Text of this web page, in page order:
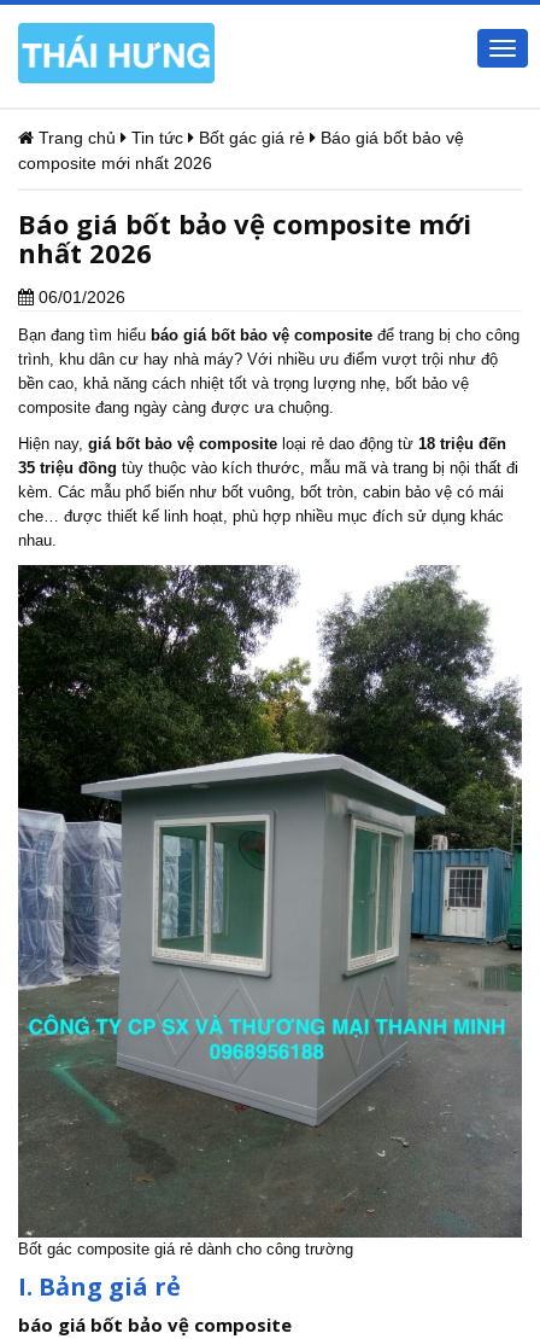
Trang chủ Tin tức Bốt gác giá rẻ
Báo giá bốt bảo vệ
composite mới nhất 2026
Báo giá bốt bảo vệ composite mới
nhất 2026
06/01/2026
Bạn đang tìm hiểu báo giá bốt bảo vệ composite để trang bị cho công
trình, khu dân cư hay nhà máy? Với nhiều ưu điểm vượt trội như độ
bền cao, khả năng cách nhiệt tốt và trọng lượng nhẹ, bốt bảo vệ
composite đang ngày càng được ưa chuộng.
Hiện nay, giá bốt bảo vệ composite loại rẻ dao động từ 18 triệu đến
35 triệu đồng tùy thuộc vào kích thước, mẫu mã và trang bị nội thất đi
kèm. Các mẫu phổ biến như bốt vuông, bốt tròn, cabin bảo vệ có mái
che… được thiết kế linh hoạt, phù hợp nhiều mục đích sử dụng khác
nhau.
Bốt gác composite giá rẻ dành cho công trường
I. Bảng
báo giá bốt bảo vệ composite
giá rẻ